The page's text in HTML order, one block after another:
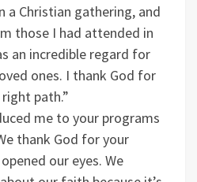
a Christian gathering, and
those I had attended in
an incredible regard for
ones. I thank God for
path.”
me to your programs
thank God for your
our eyes. We